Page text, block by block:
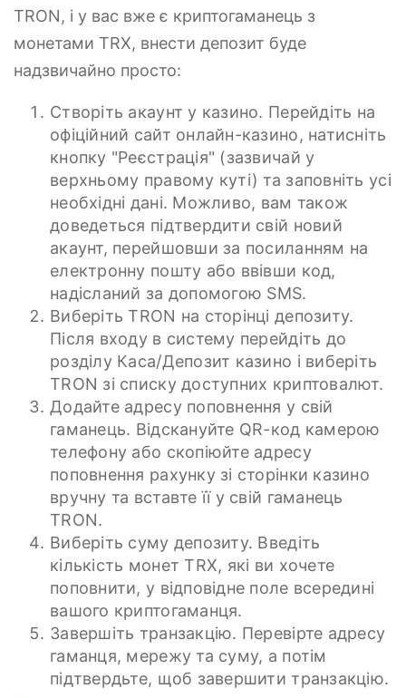
TRON, і у вас вже є криптогаманець з
монетами TRX, внести депозит буде
надзвичайно просто:
Створіть акаунт у казино. Перейдіть на
офіційний сайт онлайн-казино, натисніть
кнопку "Реєстрація" (зазвичай у
верхньому правому куті) та заповніть усі
необхідні дані. Можливо, вам також
доведеться підтвердити свій новий
акаунт, перейшовши за посиланням на
електронну пошту або ввівши код,
надісланий за допомогою SMS.
Виберіть TRON на сторінці депозиту.
Після входу в систему перейдіть до
розділу Каса/Депозит казино і виберіть
TRON зі списку доступних криптовалют.
Додайте адресу поповнення у свій
гаманець. Відскануйте QR-код камерою
телефону або скопіюйте адресу
поповнення рахунку зі сторінки казино
вручну та вставте її у свій гаманець
TRON.
Виберіть суму депозиту. Введіть
кількість монет TRX, які ви хочете
поповнити, у відповідне поле всередині
вашого криптогаманця.
Завершіть транзакцію. Перевірте адресу
гаманця, мережу та суму, а потім
підтвердьте, щоб завершити транзакцію.